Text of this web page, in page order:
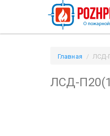
Главная ЛСД-
ЛСД-